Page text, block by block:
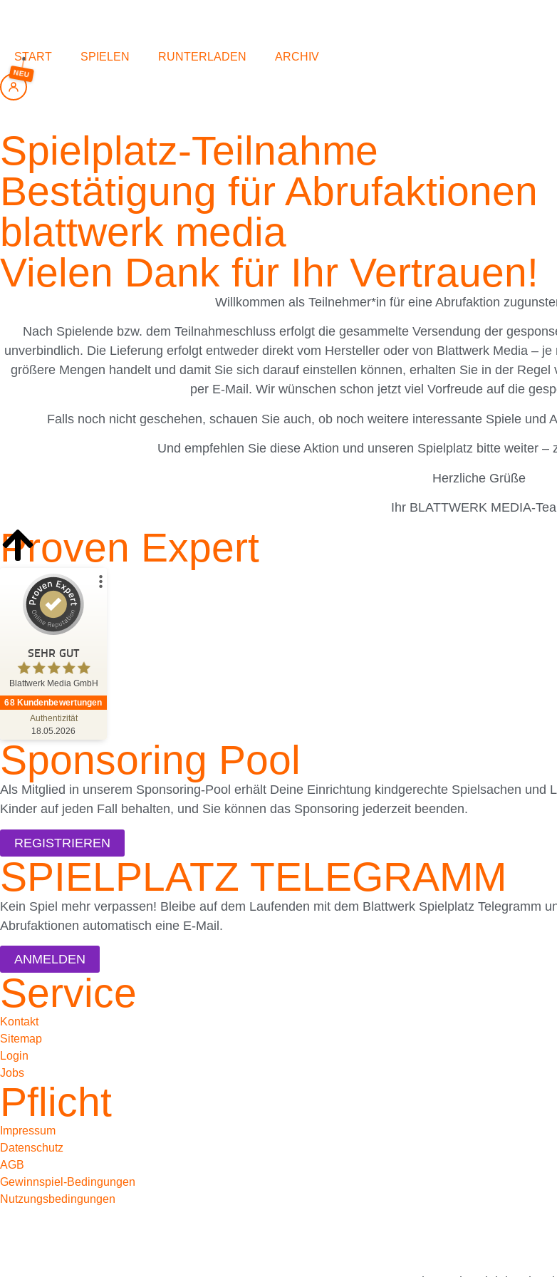
START SPIELEN RUNTERLADEN ARCHIV
NEU
Spielplatz-Teilnahme
Bestätigung für Abrufaktionen
blattwerk media
Vielen Dank für Ihr Vertrauen!
Willkommen als Teilnehmer*in für eine Abrufaktion
Nach Spielende bzw. dem Teilnahmeschluss erfolgt die gesammelte Versendung der
unverbindlich. Die Lieferung erfolgt entweder direkt vom Hersteller oder von Blattwerk Media –
größere Mengen handelt und damit Sie sich darauf einstellen können, erhalten Sie in der
per E‑Mail. Wir wünschen schon jetzt viel Vorfreude auf die
Falls noch nicht geschehen, schauen Sie auch, ob noch weitere interessante Spiele und
Und empfehlen Sie diese Aktion und unseren Spielplatz bitte weiter –
Herzliche Grüße
Ihr BLATTWERK MEDIA-
Proven Expert
SEHR GUT
Blattwerk Media GmbH
68 Kundenbewertungen
Authentizität
18.05.2026
Kundenbewertungen und Erfahrungen zu
Blattwerk Media GmbH
SEHR GUT
4,81
/
5,00
Bewertungen auf ProvenExpert.com
Blick aufs ProvenExpert-Profil werfen
Anonym
18.05.2026
gewonnen. Die Zustellung des Preises
erfolgte schnell und unkompliziert....
Sponsoring Pool
Als Mitglied in unserem Sponsoring-Pool erhält Deine Einrichtung kindgerechte Spielsachen und
Kinder auf jeden Fall behalten, und Sie können das Sponsoring jederzeit beenden.
REGISTRIEREN
SPIELPLATZ TELEGRAMM
Kein Spiel mehr verpassen! Bleibe auf dem Laufenden mit dem Blattwerk Spielplatz Telegramm
Abrufaktionen automatisch eine E-Mail.
ANMELDEN
Service
Kontakt
Sitemap
Login
Jobs
Pflicht
Impressum
Datenschutz
AGB
Gewinnspiel-Bedingungen
Nutzungsbedingungen